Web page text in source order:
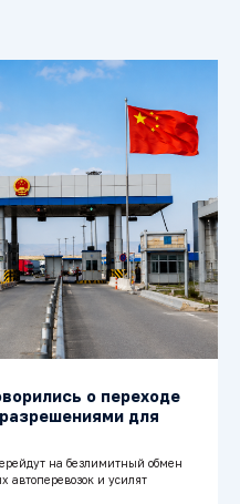
о переходе
для
на безлимитный обмен
и усилят